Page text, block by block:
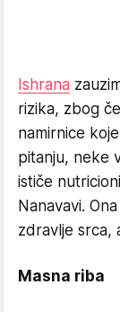
Ishrana
rizika, zbog
namirnice
pitanju, neke
ističe
Nanavavi.
zdravlje srca,
Masna riba